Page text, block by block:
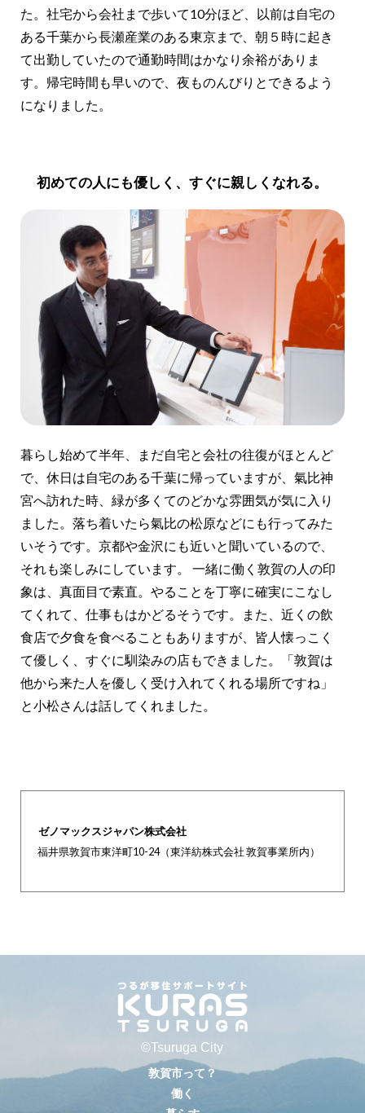
た。社宅から会社まで歩いて10分ほど、以前は自宅の
ある千葉から長瀬産業のある東京まで、朝５時に起き
て出勤していたので通勤時間はかなり余裕がありま
す。帰宅時間も早いので、夜ものんびりとできるよう
になりました。
初めての人にも優しく、すぐに親しくなれる。
暮らし始めて半年、まだ自宅と会社の往復がほとんど
で、休日は自宅のある千葉に帰っていますが、氣比神
宮へ訪れた時、緑が多くてのどかな雰囲気が気に入り
ました。落ち着いたら氣比の松原などにも行ってみた
いそうです。京都や金沢にも近いと聞いているので、
それも楽しみにしています。 一緒に働く敦賀の人の印
象は、真面目で素直。やることを丁寧に確実にこなし
てくれて、仕事もはかどるそうです。また、近くの飲
食店で夕食を食べることもありますが、皆人懐っこく
て優しく、すぐに馴染みの店もできました。「敦賀は
他から来た人を優しく受け入れてくれる場所ですね」
と小松さんは話してくれました。
ゼノマックスジャパン株式会社
福井県敦賀市東洋町10-24（東洋紡株式会社 敦賀事業所内）
©Tsuruga City
敦賀市って？
働く